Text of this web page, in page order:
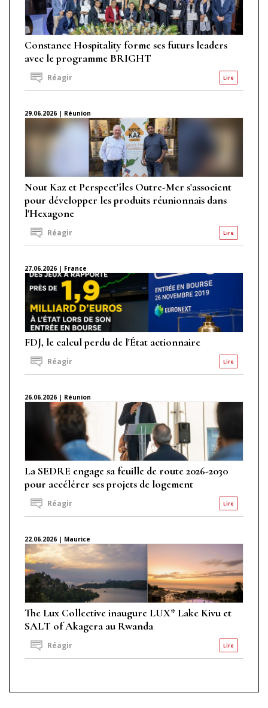
Constance Hospitality forme ses futurs leaders
avec le programme BRIGHT
Lire
Réagir
29.06.2026 | Réunion
Nout Kaz et Perspect'îles Outre-Mer s'associent
pour développer les produits réunionnais dans
l'Hexagone
Lire
Réagir
27.06.2026 | France
FDJ, le calcul perdu de l'État actionnaire
Lire
Réagir
26.06.2026 | Réunion
La SEDRE engage sa feuille de route 2026-2030
pour accélérer ses projets de logement
Lire
Réagir
22.06.2026 | Maurice
The Lux Collective inaugure LUX* Lake Kivu et
SALT of Akagera au Rwanda
Lire
Réagir